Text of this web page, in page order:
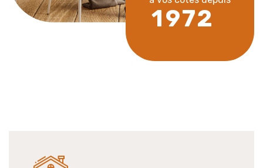
1972